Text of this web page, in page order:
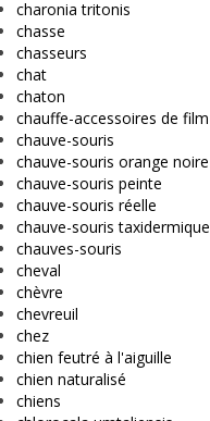
charonia tritonis
chasse
chasseurs
chat
chaton
chauffe-accessoires de film
chauve-souris
chauve-souris orange noire
chauve-souris peinte
chauve-souris réelle
chauve-souris taxidermique
chauves-souris
cheval
chèvre
chevreuil
chez
chien feutré à l'aiguille
chien naturalisé
chiens